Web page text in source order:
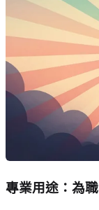
專業用途：為